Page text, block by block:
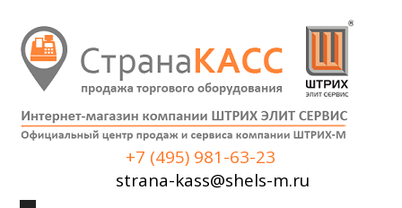
+7 (495) 981-63-23
strana-kass@shels-m.ru